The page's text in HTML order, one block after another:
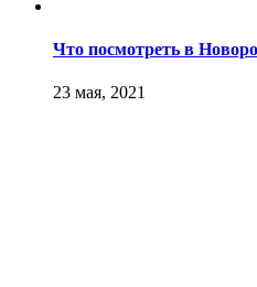
Что посмотреть в
23 мая, 2021